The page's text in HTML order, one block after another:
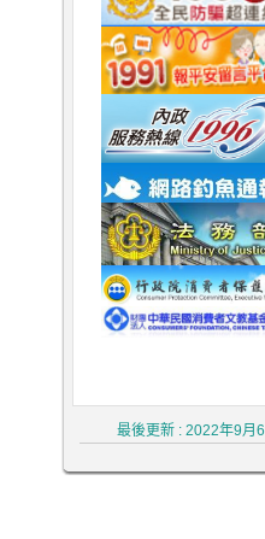
最後更新 : 2022年9月6